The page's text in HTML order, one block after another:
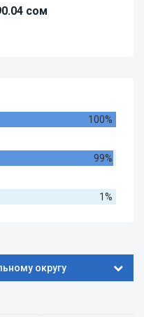
сом
100%
99%
1%
округу